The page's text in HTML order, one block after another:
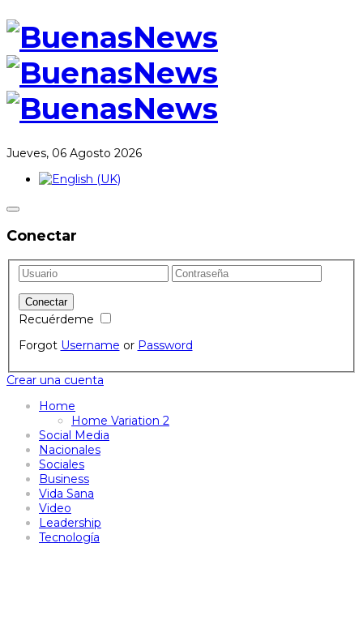
Jueves, 06 Agosto 2026
Conectar
Recuérdeme
Forgot Username or Password
Crear una cuenta
Home
Home Variation 2
Social Media
Nacionales
Sociales
Business
Vida Sana
Video
Leadership
Tecnología